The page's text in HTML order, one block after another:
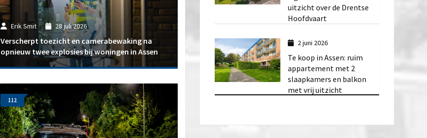
Erik Smit 28 juli 2026
Verscherpt toezicht en camerabewaking na
opnieuw twee explosies bij woningen in Assen
112
uitzicht over de Drentse
Hoofdvaart
2 juni 2026
Te koop in Assen: ruim
appartement met 2
slaapkamers en balkon
met vrij uitzicht